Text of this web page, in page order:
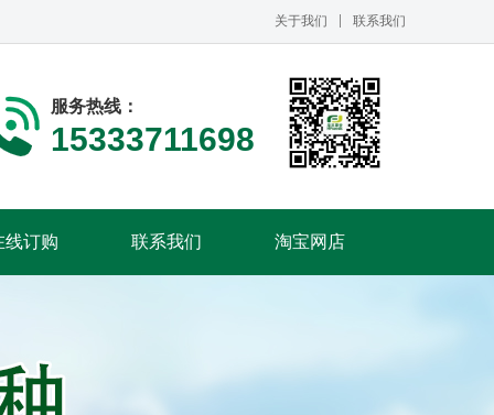
关于我们 联系我们
服务热线：
15333711698
线订购 联系我们 淘宝网店